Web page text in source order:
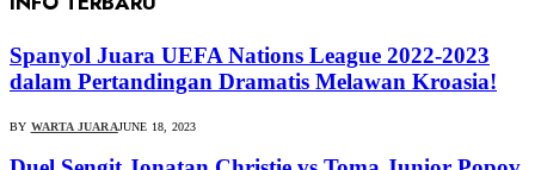
Spanyol Juara UEFA Nations League 2022-2023
dalam Pertandingan Dramatis Melawan Kroasia!
BY WARTA JUARAJUNE 18, 2023